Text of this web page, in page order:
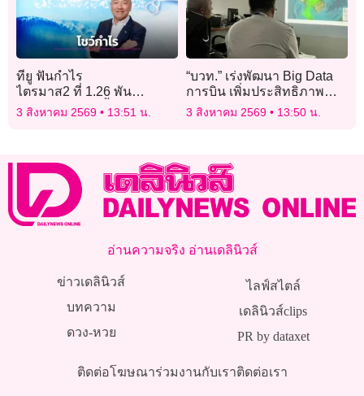
ทียู ฟันกำไร
ไตรมาส2 ที่ 1.26 พัน
ล้าน หนุนกำไรขั้นต้นทำสถิติ
3 สิงหาคม 2569 13:51 น.
“บวท.” เร่งพัฒนา Big Data
การบิน เพิ่มประสิทธิภาพ
บริหารจราจรทางอากาศ
3 สิงหาคม 2569 13:50 น.
อ่านความจริง อ่านเดลินิวส์
ข่าวเดลินิวส์
บทความ
ดวง-หวย
ไลฟ์สไตล์
เดลินิวส์clips
PR by dataxet
ติดต่อโฆษณาร่วมงานกับเราติดต่อเรา